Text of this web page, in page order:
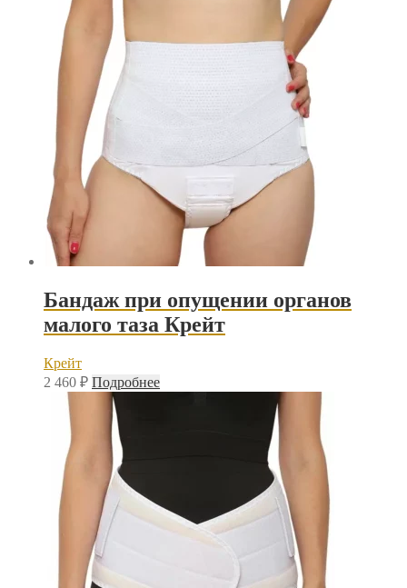
вариаций.
Опции
Бандаж при опущении органов
малого таза Крейт
Крейт
2 460 ₽ Подробнее